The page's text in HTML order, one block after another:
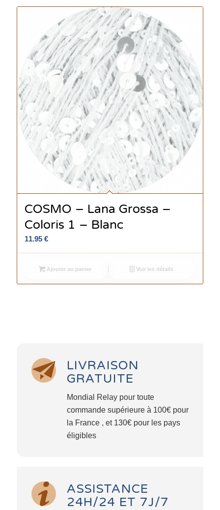
COSMO – Lana Grossa –
Coloris 1 – Blanc
11.95 €
Ajouter au panier Voir les détails
LIVRAISON
GRATUITE
Mondial Relay pour toute
commande supérieure à 100€ pour
la France , et 130€ pour les pays
éligibles
ASSISTANCE
24H/24 ET 7J/7